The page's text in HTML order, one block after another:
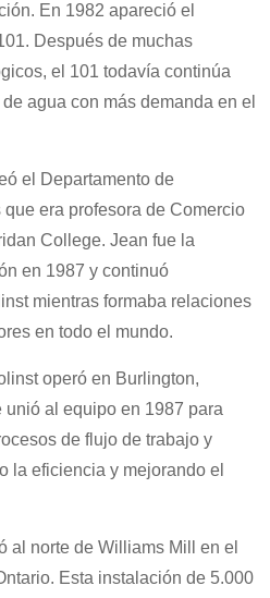
En 1982 apareció el
Después de muchas
el 101 todavía continúa
agua con más demanda en el
el Departamento de
era profesora de Comercio
College. Jean fue la
en 1987 y continuó
mientras formaba relaciones
en todo el mundo.
operó en Burlington,
al equipo en 1987 para
de flujo de trabajo y
la eficiencia y mejorando el
al norte de Williams Mill en el
Esta instalación de 5.000